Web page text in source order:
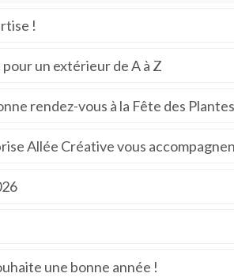
!
un extérieur de A à Z
rendez-vous à la Fête des
Allée Créative vous
une bonne année !